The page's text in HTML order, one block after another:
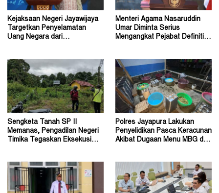
Kejaksaan Negeri Jayawijaya
Targetkan Penyelamatan
Uang Negara dari
Menteri Agama Nasaruddin
Umar Diminta Serius
Mengangkat Pejabat Definitif
Sengketa Tanah SP II
Memanas, Pengadilan Negeri
Timika Tegaskan Eksekusi
Polres Jayapura Lakukan
Penyelidikan Pasca Keracunan
Akibat Dugaan Menu MBG di